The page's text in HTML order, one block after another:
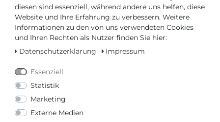
Ihr Preis bei3% Skontobei Vorab Überweisung:
133,45 € *
Wunschliste
IN DEN WARENKORB
diesen sind essenziell, während andere uns helfen, diese
Website und Ihre Erfahrung zu verbessern. Weitere
Informationen zu den von uns verwendeten Cookies
und Ihren Rechten als Nutzer finden Sie hier:
Datenschutzerklärung
Impressum
Essenziell
Statistik
Marketing
Externe Medien